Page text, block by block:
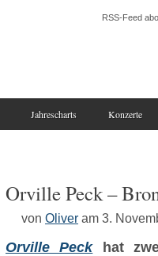
RSS-Feed
Jahrescharts Konzerte
Orville Peck –
von Oliver am 3.
Orville Peckhat